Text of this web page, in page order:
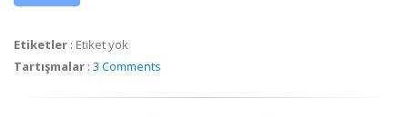
Etiketler : Etiket yok
Tartışmalar : 3 Comments